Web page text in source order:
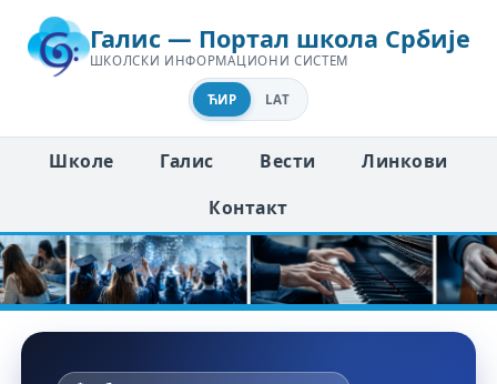
Галис — Портал школа Србије
ШКОЛСКИ ИНФОРМАЦИОНИ СИСТЕМ
ЋИР LAT
Школе Галис Вести
Линкови
Контакт